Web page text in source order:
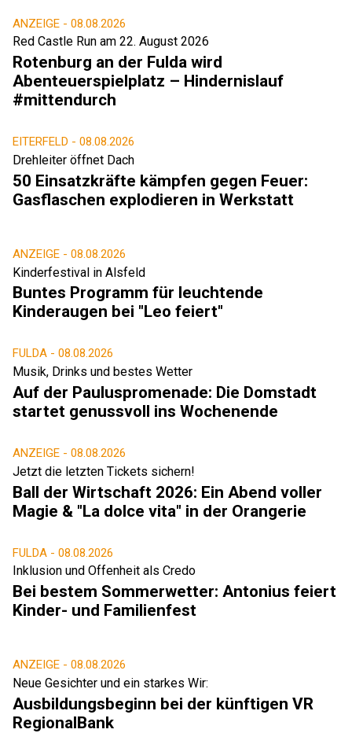
ANZEIGE - 08.08.2026
Red Castle Run am 22. August 2026
Rotenburg an der Fulda wird
Abenteuerspielplatz – Hindernislauf
#mittendurch
EITERFELD - 08.08.2026
Drehleiter öffnet Dach
50 Einsatzkräfte kämpfen gegen Feuer:
Gasflaschen explodieren in Werkstatt
ANZEIGE - 08.08.2026
Kinderfestival in Alsfeld
Buntes Programm für leuchtende
Kinderaugen bei "Leo feiert"
FULDA - 08.08.2026
Musik, Drinks und bestes Wetter
Auf der Pauluspromenade: Die Domstadt
startet genussvoll ins Wochenende
ANZEIGE - 08.08.2026
Jetzt die letzten Tickets sichern!
Ball der Wirtschaft 2026: Ein Abend voller
Magie & "La dolce vita" in der Orangerie
FULDA - 08.08.2026
Inklusion und Offenheit als Credo
Bei bestem Sommerwetter: Antonius feiert
Kinder- und Familienfest
ANZEIGE - 08.08.2026
Neue Gesichter und ein starkes Wir:
Ausbildungsbeginn bei der künftigen VR
RegionalBank